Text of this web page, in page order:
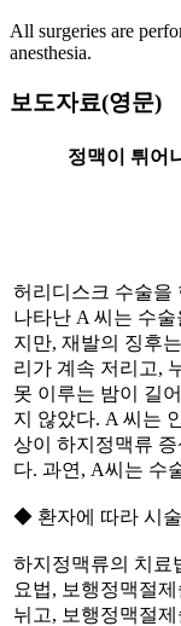
All surgeries are
anesthesia.
보도자료(영문)
정맥이 튀어
허리디스크 수술을
나타난 A 씨는 수
지만, 재발의 징후
리가 계속 저리고,
못 이루는 밤이 길
지 않았다. A 씨는
상이 하지정맥류
다. 과연, A씨는 수
◆ 환자에 따라 시
하지정맥류의 치료
요법, 보행정맥절
뉘고, 보행정맥절